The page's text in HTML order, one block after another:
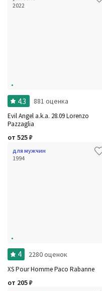
2022
4.3 881 оценка
Evil Angel a.k.a. 28.09 Lorenzo
Pazzaglia
от 525₽
для мужчин
1994
4 2280 оценок
XS Pour Homme Paco Rabanne
от 205₽